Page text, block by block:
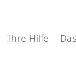
Ihre Hilfe